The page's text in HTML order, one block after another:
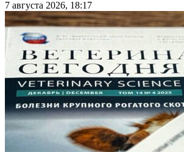
7 августа 2026, 18:17